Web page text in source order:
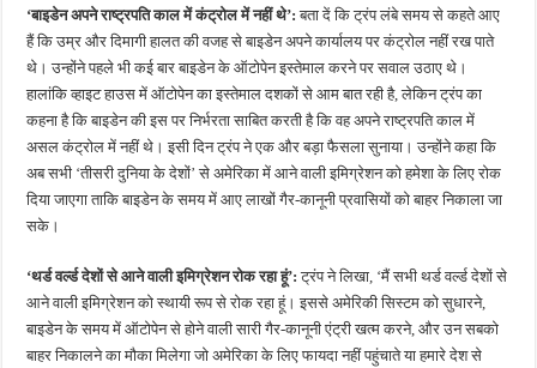
‘बाइडेन अपने राष्ट्रपति काल में कंट्रोल में नहीं थे’:बता दें कि ट्रंप लंबे समय से कहते आए
हैं कि उम्र और दिमागी हालत की वजह से बाइडेन अपने कार्यालय पर कंट्रोल नहीं रख पाते
थे। उन्होंने पहले भी कई बार बाइडेन के ऑटोपेन इस्तेमाल करने पर सवाल उठाए थे।
हालांकि व्हाइट हाउस में ऑटोपेन का इस्तेमाल दशकों से आम बात रही है, लेकिन ट्रंप का
कहना है कि बाइडेन की इस पर निर्भरता साबित करती है कि वह अपने राष्ट्रपति काल में
असल कंट्रोल में नहीं थे। इसी दिन ट्रंप ने एक और बड़ा फैसला सुनाया। उन्होंने कहा कि
अब सभी ‘तीसरी दुनिया के देशों’ से अमेरिका में आने वाली इमिग्रेशन को हमेशा के लिए रोक
दिया जाएगा ताकि बाइडेन के समय में आए लाखों गैर-कानूनी प्रवासियों को बाहर निकाला जा
सके।
‘थर्ड वर्ल्ड देशों से आने वाली इमिग्रेशन रोक रहा हूं’:ट्रंप ने लिखा, ‘मैं सभी थर्ड वर्ल्ड देशों से
आने वाली इमिग्रेशन को स्थायी रूप से रोक रहा हूं। इससे अमेरिकी सिस्टम को सुधारने,
बाइडेन के समय में ऑटोपेन से होने वाली सारी गैर-कानूनी एंट्री खत्म करने, और उन सबको
बाहर निकालने का मौका मिलेगा जो अमेरिका के लिए फायदा नहीं पहुंचाते या हमारे देश से